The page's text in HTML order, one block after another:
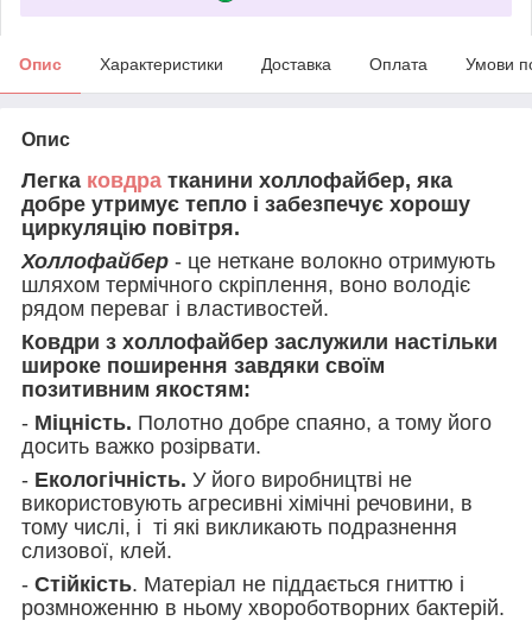
Опис Характеристики Доставка Оплата Умови
Опис
Легка ковдра тканини холлофайбер, яка
добре утримує тепло і забезпечує хорошу
циркуляцію повітря.
Холлофайбер - це неткане волокно отримують
шляхом термічного скріплення, воно володіє
рядом переваг і властивостей.
Ковдри з холлофайбер заслужили настільки
широке поширення завдяки своїм
позитивним якостям:
- Міцність. Полотно добре спаяно, а тому його
досить важко розірвати.
- Екологічність. У його виробництві не
використовують агресивні хімічні речовини, в
тому числі, і ті які викликають подразнення
слизової, клей.
- Стійкість. Матеріал не піддається гниттю і
розмноженню в ньому хвороботворних бактерій.